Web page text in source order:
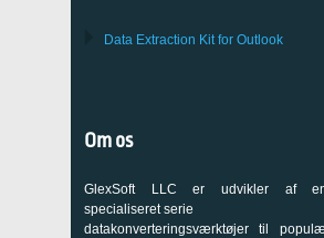
Data Extraction Kit for Outlook
Om os
GlexSoft LLC er udvikler af en
specialiseret serie
datakonverteringsværktøjer til